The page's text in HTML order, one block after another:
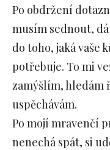
Po obdržení
musím sednout,
do toho, jaká vaše
potřebuje. To mi
zamýšlím, hledám
uspěchávám.
Po mojí mravenčí
nenechá spát, si